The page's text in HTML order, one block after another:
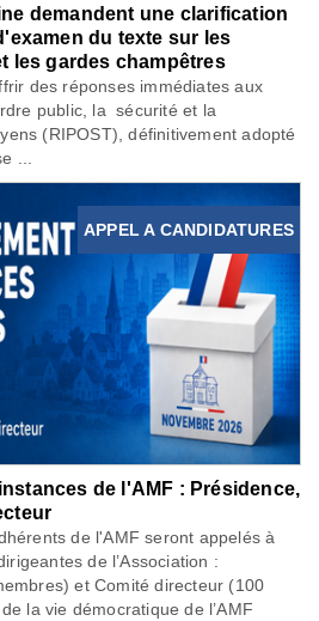
demandent une clarification
du texte sur les
les gardes champêtres
des réponses immédiates aux
public, la sécurité et la
(RIPOST), définitivement adopté
...
APPEL A CANDIDATURES
de l'AMF : Présidence,
de l'AMF seront appelés à
de l’Association :
et Comité directeur (100
la vie démocratique de l’AMF